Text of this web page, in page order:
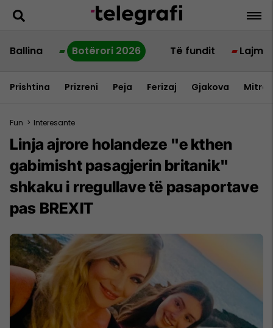
Ballina Botërori 2026 Të fundit Lajme
Prishtina Prizreni Peja Ferizaj Gjakova
Fun > Interesante
Linja ajrore holandeze "e kthen
gabimisht pasagjerin britanik"
shkaku i rregullave të pasaportave
pas BREXIT